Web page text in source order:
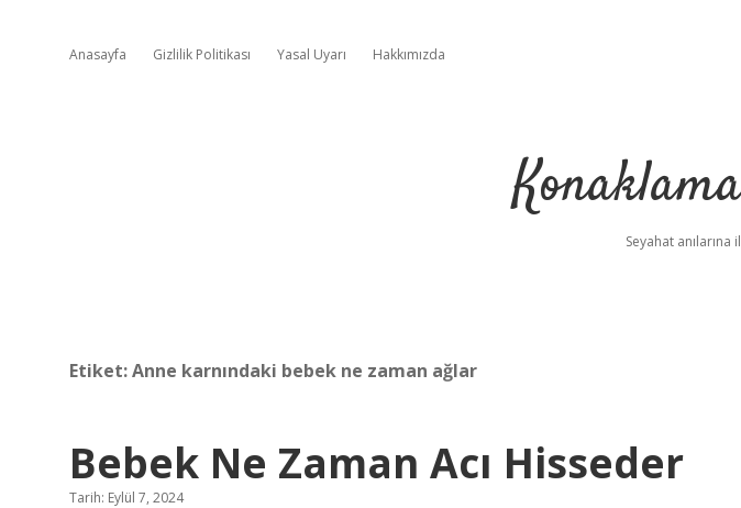
Anasayfa Gizlilik Politikası Yasal Uyarı Hakkımızda
Seyahat
Etiket:Anne karnındaki bebek ne zaman ağlar
Bebek Ne Zaman Acı Hisseder
Tarih: Eylül 7, 2024